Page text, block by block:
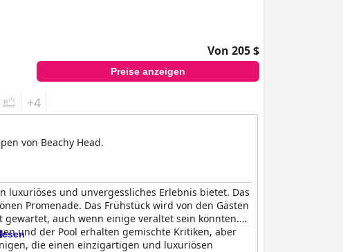
Von 205 $
Preise anzeigen
+4
von Beachy Head.
luxuriöses und unvergessliches Erlebnis bietet. Das
Promenade. Das Frühstück wird von den Gästen
auch wenn einige veraltet sein könnten.
und der Pool erhalten gemischte Kritiken, aber
die einen einzigartigen und luxuriösen